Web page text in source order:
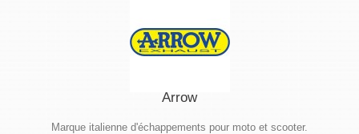
Arrow
Marque italienne d'échappements pour moto et scooter.